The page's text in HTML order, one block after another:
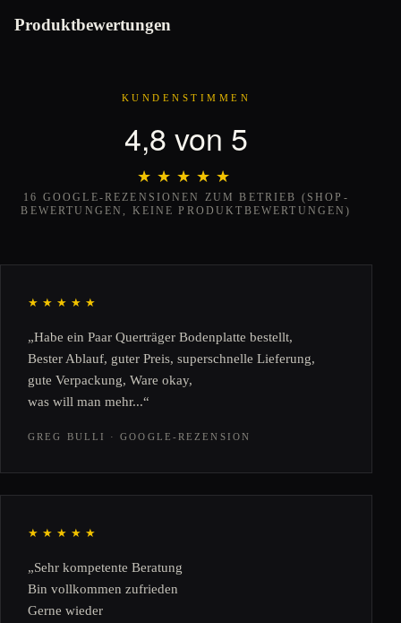
Produktbewertungen
KUNDENSTIMMEN
4,8 von 5
★★★★★
★★★★★
16 GOOGLE-REZENSIONEN ZUM BETRIEB (SHOP-
BEWERTUNGEN, KEINE PRODUKTBEWERTUNGEN)
★★★★★
„Habe ein Paar Querträger Bodenplatte bestellt,
Bester Ablauf, guter Preis, superschnelle Lieferung,
gute Verpackung, Ware okay,
was will man mehr...“
GREG BULLI · GOOGLE-REZENSION
★★★★★
„Sehr kompetente Beratung
Bin vollkommen zufrieden
Gerne wieder